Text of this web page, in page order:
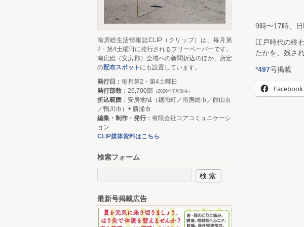
9時〜17時、
江戸時代の終
たかを、残さ
*497号掲載
Facebook
南房総生活情報誌CLIP（クリップ）は、毎月第
2・第4土曜日に発行されるフリーペーパーです。
南房総（安房郡）全域への新聞折込のほか、所定
の配布スポット にも設置しています。
発行日： 毎月第2・第4土曜日
発行部数 ：26,700部 （2026年7月現在）
折込範囲 ：安房地域（鋸南町／南房総市／館山市
／鴨川市）+ 勝浦市
編集・制作・発行：有限会社コアコミュニケーシ
ョン
CLIP媒体資料はこちら
検索フォーム
最新号掲載広告